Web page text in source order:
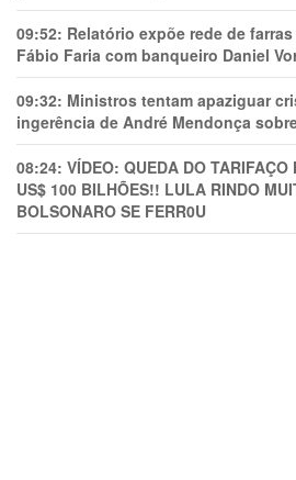
09:52: Relatório expõe rede de farras
Fábio Faria com banqueiro Daniel
09:32: Ministros tentam apaziguar
ingerência de André Mendonça
08:24: VÍDEO: QUEDA DO TARIFAÇO
US$ 100 BILHÕES!! LULA RINDO
BOLSONARO SE FERR0U